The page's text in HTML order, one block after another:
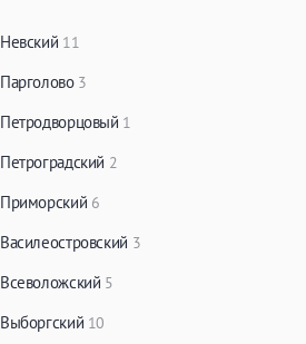
Невский 11
Парголово 3
Петродворцовый 1
Петроградский 2
Приморский 6
Василеостровский 3
Всеволожский 5
Выборгский 10